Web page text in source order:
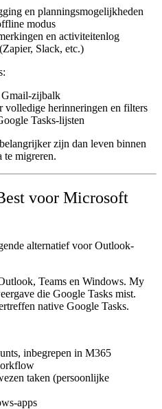
en planningsmogelijkheden
modus
en activiteitenlog
Slack, etc.)
Gmail-zijbalk
volledige herinneringen en filters
Tasks-lijsten
zijn dan leven binnen
te migreren.
voor Microsoft
alternatief voor Outlook-
Teams en Windows. My
die Google Tasks mist.
native Google Tasks.
inbegrepen in M365
taken (persoonlijke
apps